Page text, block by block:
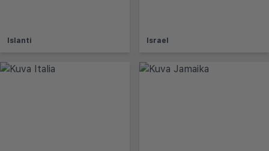
Islanti Israel